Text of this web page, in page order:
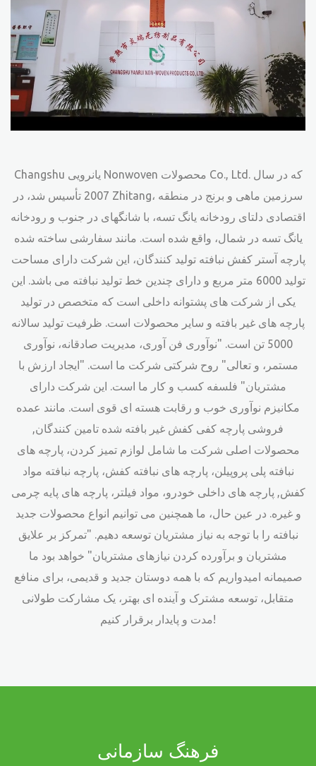
Changshu یانرویی Nonwoven محصولات Co., Ltd. که در سال
2007 تأسیس شد، در Zhitang، سرزمین ماهی و برنج در منطقه
اقتصادی دلتای رودخانه یانگ تسه، با شانگهای در جنوب و رودخانه
یانگ تسه در شمال، واقع شده است. مانند سفارشی ساخته شده
پارچه آستر کفش نبافته تولید کنندگان، این شرکت دارای مساحت
تولید 6000 متر مربع و دارای چندین خط تولید نبافته می باشد. این
یکی از شرکت های پشتوانه داخلی است که متخصص در تولید
پارچه های غیر بافته و سایر محصولات است. ظرفیت تولید سالانه
5000 تن است. "نوآوری فن آوری، مدیریت صادقانه، نوآوری
مستمر، و تعالی" روح شرکتی شرکت ما است. "ایجاد ارزش با
مشتریان" فلسفه کسب و کار ما است. این شرکت دارای
مکانیزم نوآوری خوب و رقابت هسته ای قوی است. مانند عمده
فروشی پارچه کفی کفش غیر بافته شده تامین کنندگان,
محصولات اصلی شرکت ما شامل لوازم تمیز کردن، پارچه های
نبافته پلی پروپیلن، پارچه های نبافته کفش، پارچه نبافته مواد
کفش, پارچه های داخلی خودرو، مواد فیلتر، پارچه های پایه چرمی
و غیره. در عین حال، ما همچنین می توانیم انواع محصولات جدید
نبافته را با توجه به نیاز مشتریان توسعه دهیم. "تمرکز بر علایق
مشتریان و برآورده کردن نیازهای مشتریان" خواهد بود ما
صمیمانه امیدواریم که با همه دوستان جدید و قدیمی، برای منافع
متقابل، توسعه مشترک و آینده ای بهتر، یک مشارکت طولانی
مدت و پایدار برقرار کنیم!
فرهنگ سازمانی